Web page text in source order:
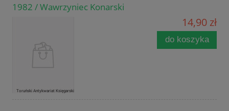
1982 / Wawrzyniec Konarski
14,90 zł
do koszyka